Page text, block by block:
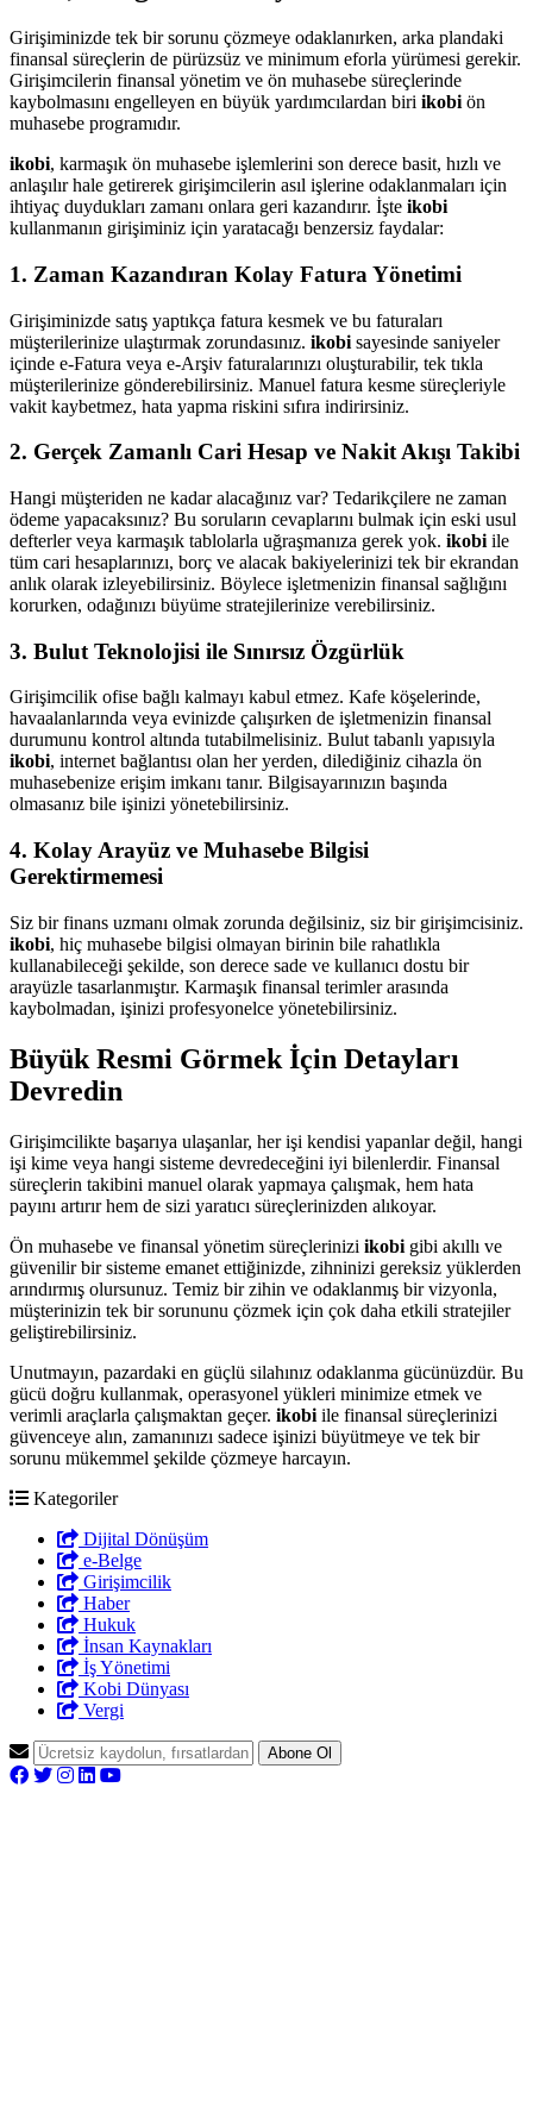
Girişiminizde tek bir sorunu çözmeye odaklanırken, arka plandaki
finansal süreçlerin de pürüzsüz ve minimum eforla yürümesi gerekir.
Girişimcilerin finansal yönetim ve ön muhasebe süreçlerinde
kaybolmasını engelleyen en büyük yardımcılardan biri ikobi ön
muhasebe programıdır.
ikobi, karmaşık ön muhasebe işlemlerini son derece basit, hızlı ve
anlaşılır hale getirerek girişimcilerin asıl işlerine odaklanmaları için
ihtiyaç duydukları zamanı onlara geri kazandırır. İşte ikobi
kullanmanın girişiminiz için yaratacağı benzersiz faydalar:
1. Zaman Kazandıran Kolay Fatura Yönetimi
Girişiminizde satış yaptıkça fatura kesmek ve bu faturaları
müşterilerinize ulaştırmak zorundasınız. ikobi sayesinde saniyeler
içinde e-Fatura veya e-Arşiv faturalarınızı oluşturabilir, tek tıkla
müşterilerinize gönderebilirsiniz. Manuel fatura kesme süreçleriyle
vakit kaybetmez, hata yapma riskini sıfıra indirirsiniz.
2. Gerçek Zamanlı Cari Hesap ve Nakit Akışı Takibi
Hangi müşteriden ne kadar alacağınız var? Tedarikçilere ne zaman
ödeme yapacaksınız? Bu soruların cevaplarını bulmak için eski usul
defterler veya karmaşık tablolarla uğraşmanıza gerek yok. ikobi ile
tüm cari hesaplarınızı, borç ve alacak bakiyelerinizi tek bir ekrandan
anlık olarak izleyebilirsiniz. Böylece işletmenizin finansal sağlığını
korurken, odağınızı büyüme stratejilerinize verebilirsiniz.
3. Bulut Teknolojisi ile Sınırsız Özgürlük
Girişimcilik ofise bağlı kalmayı kabul etmez. Kafe köşelerinde,
havaalanlarında veya evinizde çalışırken de işletmenizin finansal
durumunu kontrol altında tutabilmelisiniz. Bulut tabanlı yapısıyla
ikobi, internet bağlantısı olan her yerden, dilediğiniz cihazla ön
muhasebenize erişim imkanı tanır. Bilgisayarınızın başında
olmasanız bile işinizi yönetebilirsiniz.
4. Kolay Arayüz ve Muhasebe Bilgisi
Gerektirmemesi
Siz bir finans uzmanı olmak zorunda değilsiniz, siz bir girişimcisiniz.
ikobi, hiç muhasebe bilgisi olmayan birinin bile rahatlıkla
kullanabileceği şekilde, son derece sade ve kullanıcı dostu bir
arayüzle tasarlanmıştır. Karmaşık finansal terimler arasında
kaybolmadan, işinizi profesyonelce yönetebilirsiniz.
Büyük Resmi Görmek İçin Detayları
Devredin
Girişimcilikte başarıya ulaşanlar, her işi kendisi yapanlar değil, hangi
işi kime veya hangi sisteme devredeceğini iyi bilenlerdir. Finansal
süreçlerin takibini manuel olarak yapmaya çalışmak, hem hata
payını artırır hem de sizi yaratıcı süreçlerinizden alıkoyar.
Ön muhasebe ve finansal yönetim süreçlerinizi ikobi gibi akıllı ve
güvenilir bir sisteme emanet ettiğinizde, zihninizi gereksiz yüklerden
arındırmış olursunuz. Temiz bir zihin ve odaklanmış bir vizyonla,
müşterinizin tek bir sorununu çözmek için çok daha etkili stratejiler
geliştirebilirsiniz.
Unutmayın, pazardaki en güçlü silahınız odaklanma gücünüzdür. Bu
gücü doğru kullanmak, operasyonel yükleri minimize etmek ve
verimli araçlarla çalışmaktan geçer. ikobi ile finansal süreçlerinizi
güvenceye alın, zamanınızı sadece işinizi büyütmeye ve tek bir
sorunu mükemmel şekilde çözmeye harcayın.
Kategoriler
Dijital Dönüşüm
e-Belge
Girişimcilik
Haber
Hukuk
İnsan Kaynakları
İş Yönetimi
Kobi Dünyası
Vergi
Abone Ol